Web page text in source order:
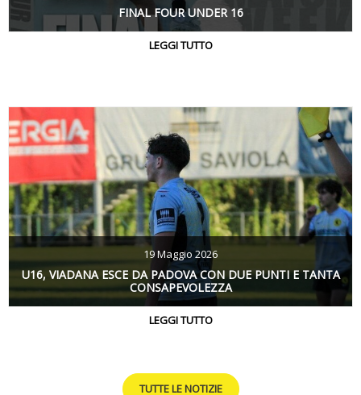
FINAL FOUR UNDER 16
LEGGI TUTTO
19 Maggio 2026
U16, VIADANA ESCE DA PADOVA CON DUE PUNTI E TANTA
CONSAPEVOLEZZA
LEGGI TUTTO
TUTTE LE NOTIZIE